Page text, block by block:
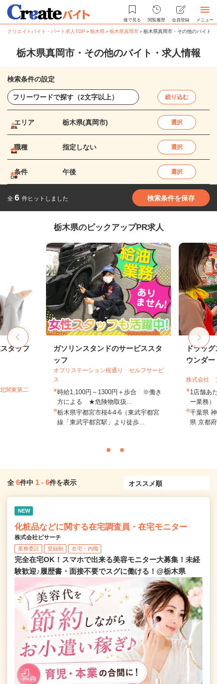
後で見る 閲覧履歴 会員登録 メニュー
クリエイトバイト・パート求人TOP ＞栃木県＞栃木県真岡市＞栃木県真岡市・その他のバイト
栃木県真岡市・その他のバイト・求人情報
検索条件の設定
絞り込む
エリア 栃木県(真岡市) 選択
職種 指定しない 選択
条件 午後 選択
全 6 件ヒットしました 検索条件を保存
栃木県のピックアップPR求人
タッフ
関東第二
ガソリンスタンドのサービススタ
ッフ
オブリステーション桜通り セルフサービ
ス
時給1,100円～1300円＋歩合 ※働き
方による ★危険物取扱...
栃木県宇都宮市桜4-4-6（東武宇都宮
線「東武宇都宮駅」より徒歩...
ドラッ
ウンダ
株式会社
1店舗あ
ー業務
千葉県
県 京都
全 6件中 1 - 6件を表示
NEW
化粧品などに関する在宅調査員・在宅モニター
株式会社ビサーチ
業務委託 登録制 在宅・内職
完全在宅OK！スマホで出来る美容モニター大募集！未経
験歓迎♪履歴書・面接不要でスグに働ける！@栃木県